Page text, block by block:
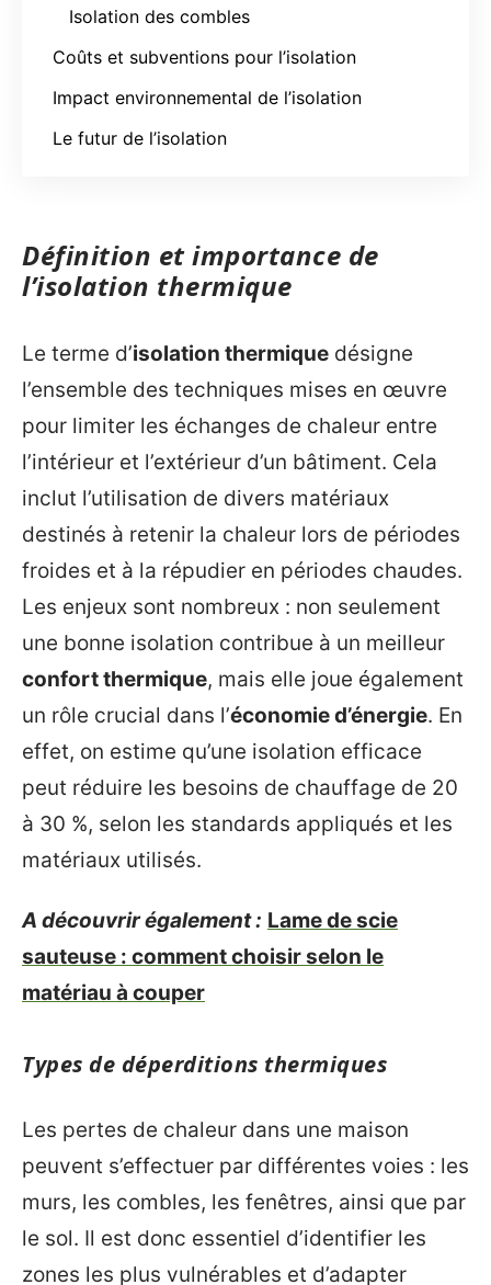
Isolation des combles
Coûts et subventions pour l’isolation
Impact environnemental de l’isolation
Le futur de l’isolation
Définition et importance de
l’isolation thermique
Le terme d’isolation thermique désigne
l’ensemble des techniques mises en œuvre
pour limiter les échanges de chaleur entre
l’intérieur et l’extérieur d’un bâtiment. Cela
inclut l’utilisation de divers matériaux
destinés à retenir la chaleur lors de périodes
froides et à la répudier en périodes chaudes.
Les enjeux sont nombreux : non seulement
une bonne isolation contribue à un meilleur
confort thermique, mais elle joue également
un rôle crucial dans l’économie d’énergie. En
effet, on estime qu’une isolation efficace
peut réduire les besoins de chauffage de 20
à 30 %, selon les standards appliqués et les
matériaux utilisés.
A découvrir également : Lame de scie
sauteuse : comment choisir selon le
matériau à couper
Types de déperditions thermiques
Les pertes de chaleur dans une maison
peuvent s’effectuer par différentes voies : les
murs, les combles, les fenêtres, ainsi que par
le sol. Il est donc essentiel d’identifier les
zones les plus vulnérables et d’adapter